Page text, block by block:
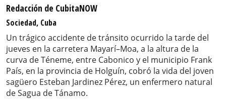
Redacción de CubitaNOW
Sociedad, Cuba
Un trágico accidente de tránsito ocurrido la tarde del
jueves en la carretera Mayarí–Moa, a la altura de la
curva de Téneme, entre Cabonico y el municipio Frank
País, en la provincia de Holguín, cobró la vida del joven
sagüero Esteban Jardinez Pérez, un enfermero natural
de Sagua de Tánamo.